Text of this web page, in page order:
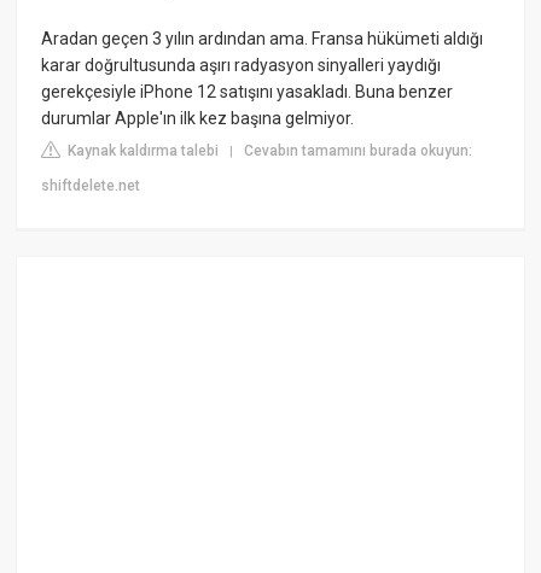
Aradan geçen 3 yılın ardından ama. Fransa hükümeti aldığı
karar doğrultusunda aşırı radyasyon sinyalleri yaydığı
gerekçesiyle iPhone 12 satışını yasakladı. Buna benzer
durumlar Apple'ın ilk kez başına gelmiyor.
Kaynak kaldırma talebi |Cevabın tamamını burada okuyun:
shiftdelete.net